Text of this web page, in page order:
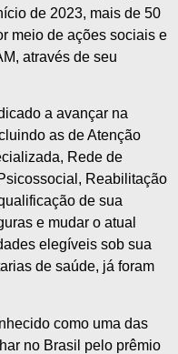
de 2023, mais de 50
meio de ações sociais e
através de seu
a avançar na
as de Atenção
Rede de
Reabilitação
de sua
e mudar o atual
elegíveis sob sua
de saúde, já foram
como uma das
no Brasil pelo prêmio